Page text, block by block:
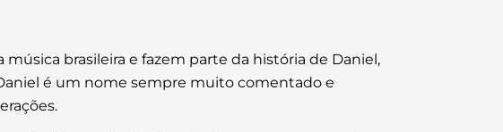
brasileira e fazem parte da história de Daniel,
é um nome sempre muito comentado e